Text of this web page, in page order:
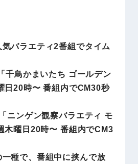
バラエティ2番組でタイム
千鳥かまいたち ゴールデン
日20時〜 番組内でCM30秒
ニンゲン観察バラエティ モ
木曜日20時〜 番組内でCM3
種で、番組中に挟んで放